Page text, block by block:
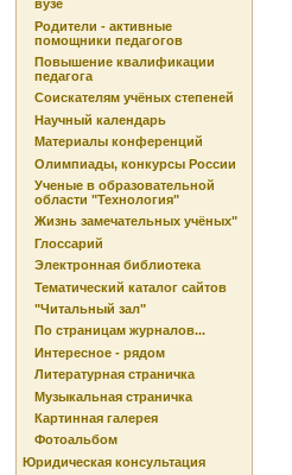
вузе
Родители - активные
помощники педагогов
Повышение квалификации
педагога
Соискателям учёных степеней
Научный календарь
Материалы конференций
Олимпиады, конкурсы России
Ученые в образовательной
области "Технология"
Жизнь замечательных учёных"
Глоссарий
Электронная библиотека
Тематический каталог сайтов
"Читальный зал"
По страницам журналов...
Интересное - рядом
Литературная страничка
Музыкальная страничка
Картинная галерея
Фотоальбом
Юридическая консультация